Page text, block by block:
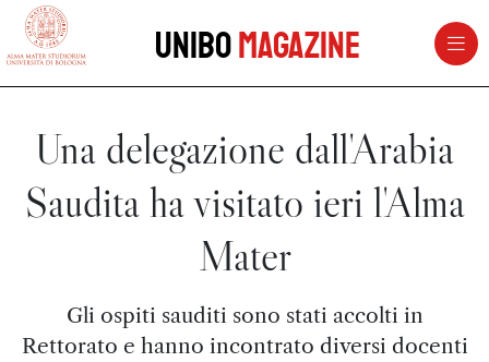
vai al contenuto della pagina
UniboMagazine
Una delegazione dall'Arabia
Saudita ha visitato ieri l'Alma
Mater
Gli ospiti sauditi sono stati accolti in
Rettorato e hanno incontrato diversi docenti